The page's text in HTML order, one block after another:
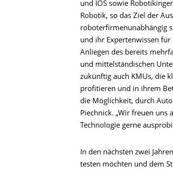
und IOS sowie
Robotik, so das Ziel der
roboterfirmenunabhängig
und ihr Expertenwissen
Anliegen des bereits
und mittelständischen
zukünftig auch KMUs, die
profitieren und in ihrem
die Möglichkeit, durch
Piechnick. „Wir freuen uns
Technologie gerne
In den nächsten zwei
testen möchten und dem